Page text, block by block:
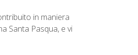
in maniera
Santa Pasqua, e vi